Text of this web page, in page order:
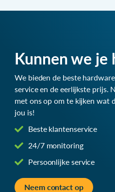
Kunnen we je
We bieden de beste
service en de eerlijkste prijs.
met ons op om te kijken wat
jou is!
Beste klantenservice
24/7 monitoring
Persoonlijke service
Neem contact op